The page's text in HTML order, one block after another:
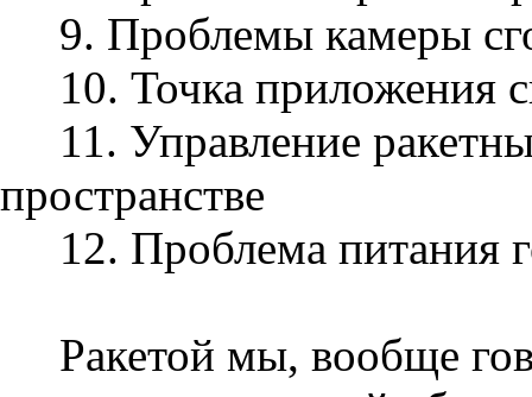
9. Проблемы камеры
10. Точка приложения
11. Управление
пространстве
12. Проблема питания
Ракетой мы, вообще